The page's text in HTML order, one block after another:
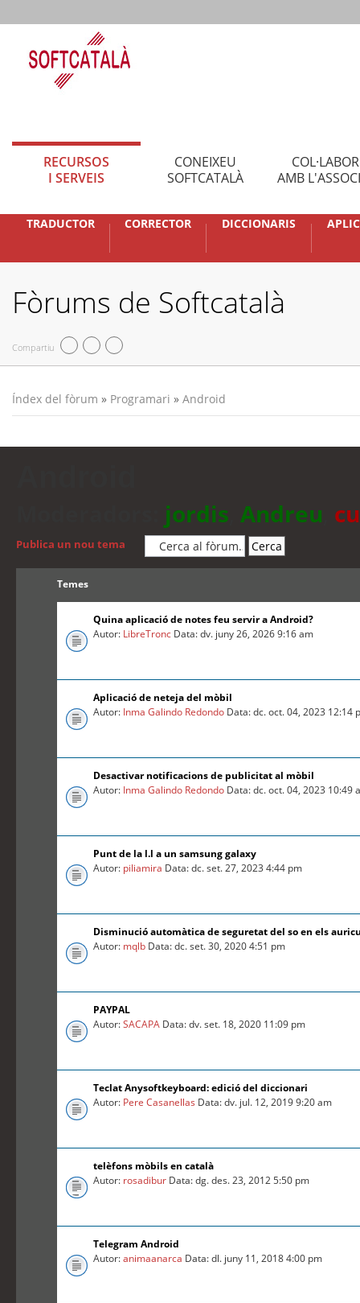
RECURSOS
I SERVEIS
CONEIXEU
SOFTCATALÀ
AMB
TRADUCTOR CORRECTOR DICCIONARIS
Fòrums de Softcatalà
Compartiu
Índex del fòrum » Programari » Android
jordis Andreu
Publica un nou tema
Temes
Quina aplicació de notes feu servir a Android?
Autor: LibreTronc Data: dv. juny 26, 2026 9:16 am
Aplicació de neteja del mòbil
Autor: Inma Galindo Redondo Data: dc. oct. 04, 2023 12:14
Desactivar notificacions de publicitat al mòbil
Autor: Inma Galindo Redondo Data: dc. oct. 04, 2023 10:49
Punt de la l.l a un samsung galaxy
Autor: piliamira Data: dc. set. 27, 2023 4:44 pm
Disminució automàtica de seguretat del so en els
Autor: mqlb Data: dc. set. 30, 2020 4:51 pm
PAYPAL
Autor:SACAPA Data: dv. set. 18, 2020 11:09 pm
Teclat Anysoftkeyboard: edició del diccionari
Autor: Pere Casanellas Data: dv. jul. 12, 2019 9:20 am
telèfons mòbils en català
Autor: rosadibur Data: dg. des. 23, 2012 5:50 pm
Telegram Android
Autor:animaanarca Data: dl. juny 11, 2018 4:00 pm